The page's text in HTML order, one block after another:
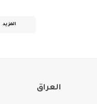
المزيد
العراق